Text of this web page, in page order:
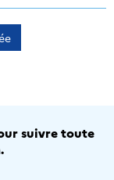
suivre toute